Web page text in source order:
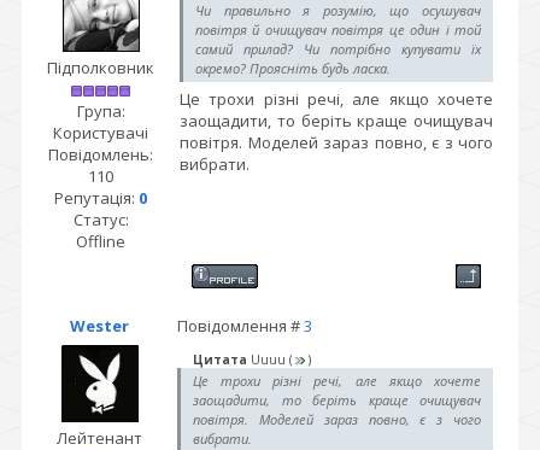
Підполковник
Група:
Користувачі
Повідомлень:
110
Репутація: 0
Статус:
Offline
Чи правильно я розумію, що осушувач
повітря й очищувач повітря це один і той
самий прилад? Чи потрібно купувати їх
окремо? Проясніть будь ласка.
Це трохи різні речі, але якщо хочете
заощадити, то беріть краще очищувач
повітря. Моделей зараз повно, є з чого
вибрати.
Wester Повідомлення #3
Лейтенант
Цитата Uuuu ( )
Це трохи різні речі, але якщо хочете
заощадити, то беріть краще очищувач
повітря. Моделей зараз повно, є з чого
вибрати.